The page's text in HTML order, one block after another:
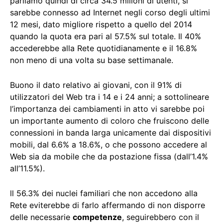
sarebbe connesso ad Internet negli corso degli ultimi
12 mesi, dato migliore rispetto a quello del 2014
quando la quota era pari al 57.5% sul totale. Il 40%
accederebbe alla Rete quotidianamente e il 16.8%
non meno di una volta su base settimanale.
Buono il dato relativo ai giovani, con il 91% di
utilizzatori del Web tra i 14 e i 24 anni; a sottolineare
l’importanza dei cambiamenti in atto vi sarebbe poi
un importante aumento di coloro che fruiscono delle
connessioni in banda larga unicamente dai dispositivi
mobili, dal 6.6% a 18.6%, o che possono accedere al
Web sia da mobile che da postazione fissa (dall’1.4%
all’11.5%).
ll 56.3% dei nuclei familiari che non accedono alla
Rete eviterebbe di farlo affermando di non disporre
delle necessarie competenze, seguirebbero con il